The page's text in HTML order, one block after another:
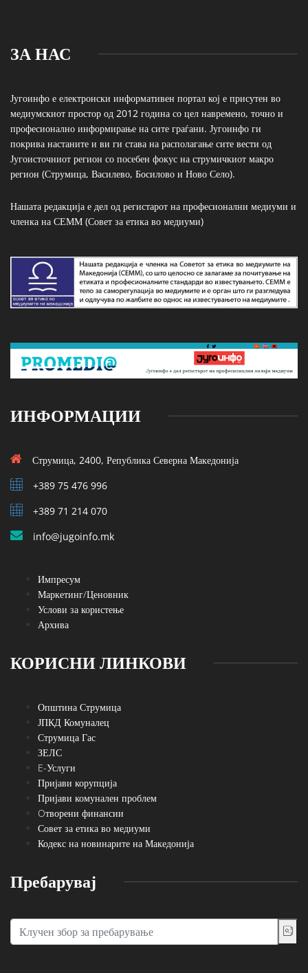
ЗА НАС
Југоинфо е електронски информативен портал кој е присутен во
медиумскиот простор од 2012 година со цел навремено, точно и
професионално информирање на сите граѓани. Југоинфо ги
покрива настаните и ви ги става на располагање сите вести од
Југоисточниот регион со посебен фокус на струмичкиот макро
регион (Струмица, Василево, Босилово и Ново Село).
Нашата редакција е дел од регистарот на професионални медиуми и
членка на СЕММ (Совет за етика во медиуми)
ИНФОРМАЦИИ
Струмица, 2400, Република Северна Македонија
+389 75 476 996
+389 71 214 070
info@jugoinfo.mk
Импресум
Маркетинг/Ценовник
Услови за користење
Архива
КОРИСНИ ЛИНКОВИ
Општина Струмица
ЈПКД Комуналец
Струмица Гас
ЗЕЛС
E-Услуги
Пријави корупција
Пријави комунален проблем
Oтворени финансии
Совет за етика во медиуми
Кодекс на новинарите на Македонија
Пребарувај